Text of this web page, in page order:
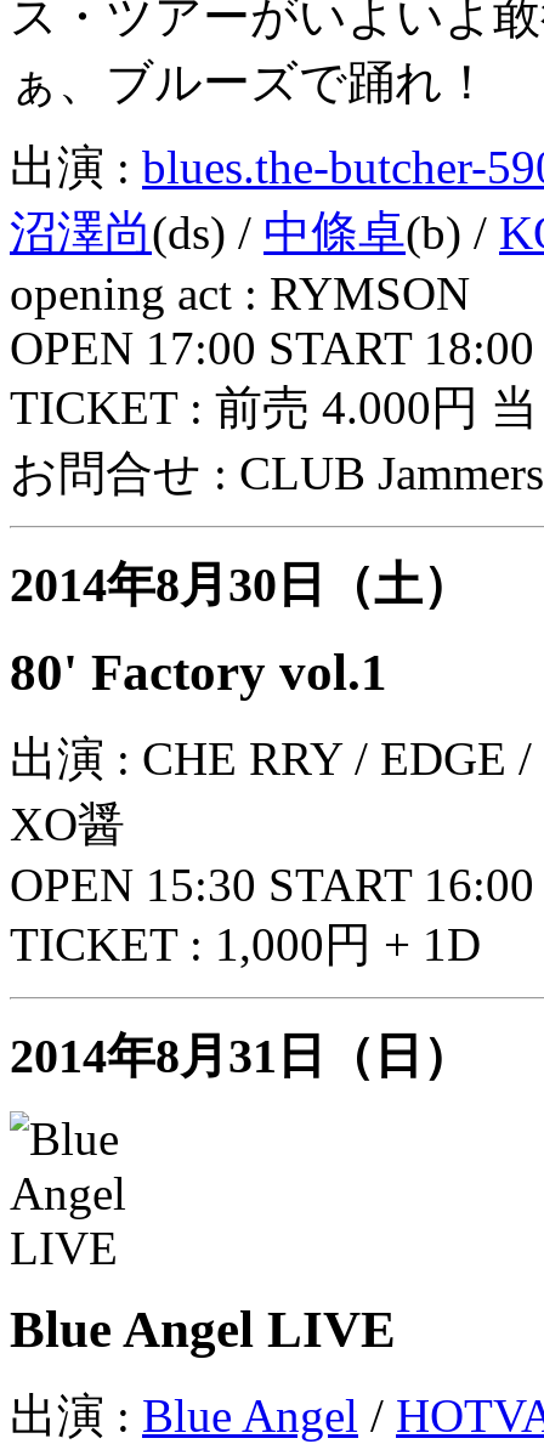
ス・ツアーがいよいよ
ぁ、ブルーズで踊れ！
出演 : blues.the-butcher-
沼澤尚(ds) / 中條卓(b) /
opening act : RYMSON
OPEN 17:00 START 18:00
TICKET : 前売 4.000円
お問合せ : CLUB
2014年8月30日（土）
80' Factory vol.1
出演 : CHE RRY / EDGE
XO醤
OPEN 15:30 START 16:00
TICKET : 1,000円 + 1D
2014年8月31日（日）
Blue Angel LIVE
出演 : Blue Angel /